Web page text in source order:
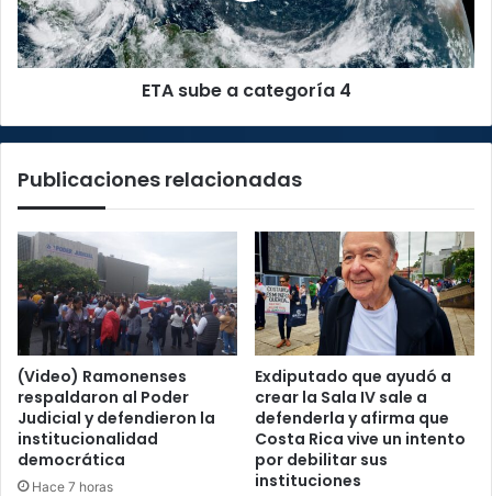
ETA sube a categoría 4
Publicaciones relacionadas
(Video) Ramonenses
respaldaron al Poder
Judicial y defendieron la
institucionalidad
democrática
Hace 7 horas
Exdiputado que ayudó a
crear la Sala IV sale a
defenderla y afirma que
Costa Rica vive un intento
por debilitar sus
instituciones